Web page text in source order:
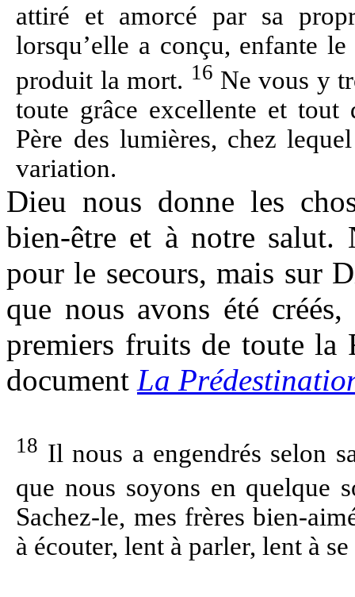
attiré et amorcé par sa
lorsqu’elle a conçu, enfante
produit la mort. 16 Ne vous y
toute grâce excellente et tout
Père des lumières, chez
variation.
Dieu nous donne les
bien-être et à notre salut.
pour le secours, mais sur
que nous avons été
premiers fruits de toute la
document La
18 Il nous a engendrés selon
que nous soyons en quelque
Sachez-le, mes frères bien-
à écouter, lent à parler, lent à